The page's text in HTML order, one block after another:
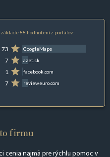
základe 88 hodnotení z portálov:
73 GoogleMaps
7 azet.sk
1 facebook.com
7 revieweuro.com
firmu
cenia najmä pre rýchlu pomoc v